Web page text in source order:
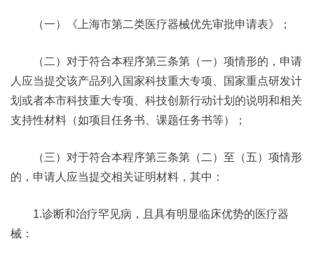
（一）《上海市第二类医疗器械优先审批申请表》；
（二）对于符合本程序第三条第（一）项情形的，申请
人应当提交该产品列入国家科技重大专项、国家重点研发计
划或者本市科技重大专项、科技创新行动计划的说明和相关
支持性材料（如项目任务书、课题任务书等）；
（三）对于符合本程序第三条第（二）至（五）项情形
的，申请人应当提交相关证明材料，其中：
1.诊断和治疗罕见病，且具有明显临床优势的医疗器
械：